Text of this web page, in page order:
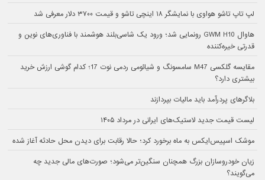
لپ تاپ تاشو هواوی با نمایشگر ۱۸ اینچی تاشو و قیمت ۳۷۰۰ دلار معرفی شد
هاوال GWM H10 رونمایی شد؛ ورود یک شاسی‌بلند هوشمند با فناوری‌های نوین و
قدرتی خیره‌کننده
مقایسه گلکسی M47 سامسونگ و شیائومی ردمی نوت 17؛ کدام گوشی ارزش خرید
بیشتری دارد؟
بلاگرهای پردرآمد باید مالیات بپردازند
لیست قیمت جدید لاستیک‌های ایرانی در مرداد ۱۴۰۵
موشک اسپیس‌ایکس به ماه برخورد کرد؛ حالا رقابت برای دیدن محل حادثه آغاز شده
زیان خودروسازان بزرگ همچنان سنگین‌تر می‌شود؛ صورت‌های مالی جدید چه
می‌گویند؟